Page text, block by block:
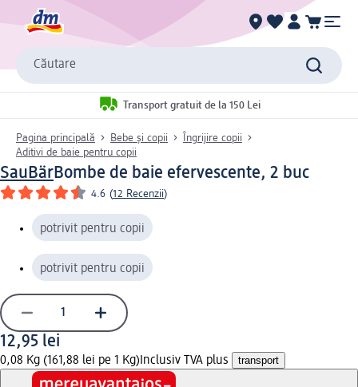
Căutare
Transport gratuit de la 150 Lei
Pagina principală Bebe și copii
Îngrijire copii
Aditivi de baie pentru copii
SauBärBombe de baie efervescente, 2 buc
4.6 (12 Recenzii)
potrivit pentru copii
potrivit pentru copii
12,95 lei
0,08 Kg (161,88 lei pe 1 Kg) Inclusiv TVA plus transport